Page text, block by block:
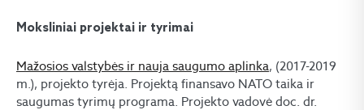
Moksliniai projektai ir tyrimai
Mažosios valstybės ir nauja saugumo aplinka, (2017-2019
m.), projekto tyrėja. Projektą finansavo NATO taika ir
saugumas tyrimų programa. Projekto vadovė doc. dr.